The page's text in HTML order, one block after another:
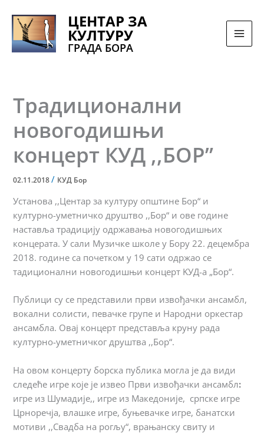
sadržaj
ЦЕНТАР ЗА
КУЛТУРУ
ГРАДА БОРА
Традиционални
новогодишњи
концерт КУД ,,БОР”
02.11.2018/ КУД Бор
Установа ,,Центар за културу општине Бор“ и
културно-уметничко друштво ,,Бор“ и ове године
наставља традицију одржавања новогодишњих
концерата. У сали Музичке школе у Бору 22. децембра
2018. године са почетком у 19 сати одржао се
тадиционални новогодишњи концерт KУД-а „Бор“.
Публици су се представили први извођачки ансамбл,
вокални солисти, певачке групе и Народни оркестар
ансамбла. Овај концерт представља круну рада
културно-уметничког друштва ,,Бор“.
На овом концерту борска публика могла је да види
следеће игре које је извео Први извођачки ансамбл:
игре из Шумадије,, игре из Македоније, српске игре
Црноречја, влашке игре, буњевачке игре, банатски
мотиви ,,Свадба на рогљу“, врањанску свиту и